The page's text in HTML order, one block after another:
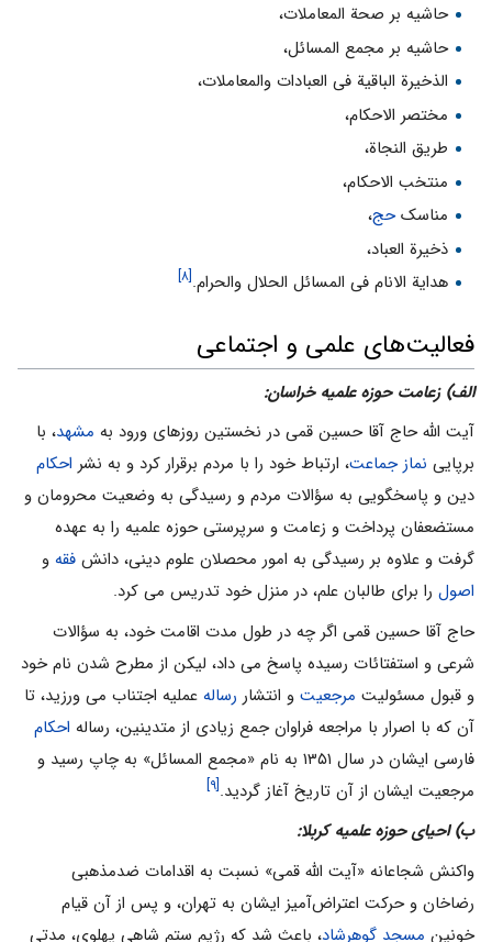
حاشیه بر صحة ‌المعاملات،
حاشیه بر مجمع المسائل،
الذخیرة الباقیة فی العبادات والمعاملات،
مختصر الاحکام،
طریق النجاة،
منتخب الاحکام،
مناسکحج،
ذخیرة العباد،
هدایة الانام فی المسائل الحلال والحرام.[۸]
فعالیت‌های علمی و اجتماعی
الف) زعامت حوزه علمیه خراسان:
آیت الله حاج آقا حسین قمی در نخستین روزهای ورود به مشهد، با
برپایی نماز جماعت، ارتباط خود را با مردم برقرار کرد و به نشر احکام
دین و پاسخگویی به سؤالات مردم و رسیدگی به وضعیت محرومان و
مستضعفان پرداخت و زعامت و سرپرستی حوزه علمیه را به عهده
گرفت و علاوه بر رسیدگی به امور محصلان علوم دینی، دانش فقه و
اصول را برای طالبان علم، در منزل خود تدریس می کرد.
حاج آقا حسین قمی اگر چه در طول مدت اقامت خود، به سؤالات
شرعی و استفتائات رسیده پاسخ می داد، لیکن از مطرح شدن نام خود
و قبول مسئولیت مرجعیت و انتشار رساله عملیه اجتناب می ورزید، تا
آن که با اصرار با مراجعه فراوان جمع زیادی از متدینین، رساله احکام
فارسی ایشان در سال ۱۳۵۱ به نام «مجمع المسائل» به چاپ رسید و
مرجعیت ایشان از آن تاریخ آغاز گردید.[۹]
ب) احیای حوزه علمیه کربلا:
واکنش شجاعانه «آیت الله قمی» نسبت به اقدامات ضدمذهبی
رضاخان و حرکت اعتراض‌آمیز ایشان به تهران، و پس از آن قیام
خونین مسجد گوهرشاد، باعث شد که رژیم ستم شاهی پهلوی، مدتی